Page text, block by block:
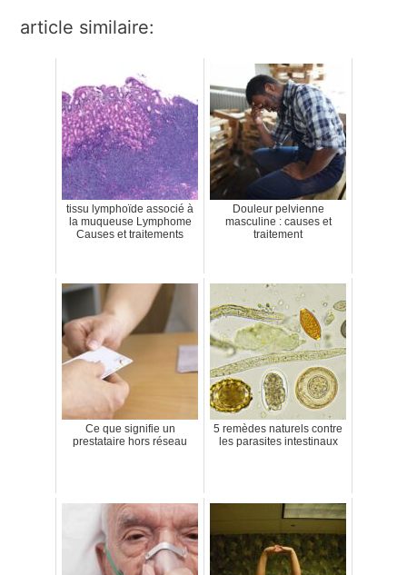
article similaire:
tissu lymphoïde associé à
la muqueuse Lymphome
Causes et traitements
Douleur pelvienne
masculine : causes et
traitement
Ce que signifie un
prestataire hors réseau
5 remèdes naturels contre
les parasites intestinaux